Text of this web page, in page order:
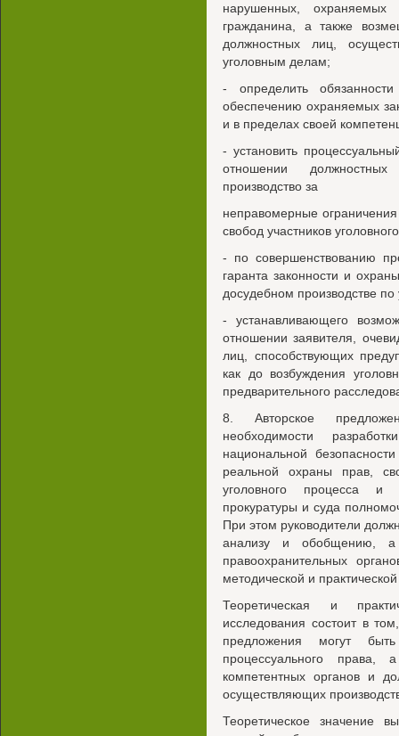
нарушенных,
гражданина, а также
должностных лиц,
уголовным делам;
- определить
обеспечению охраняемых
и в пределах своей
- установить
отношении
производство за
неправомерные
свобод участников
- по совершенствованию
гаранта законности и
досудебном производстве
- устанавливающего
отношении заявителя,
лиц, способствующих
как до возбуждения
предварительного
8. Авторское
необходимости
национальной
реальной охраны прав,
уголовного процесса и
прокуратуры и суда
При этом руководители
анализу и обобщению, а
правоохранительных
методической и
Теоретическая и
исследования состоит в
предложения могут
процессуального права,
компетентных органов и
осуществляющих
Теоретическое значение